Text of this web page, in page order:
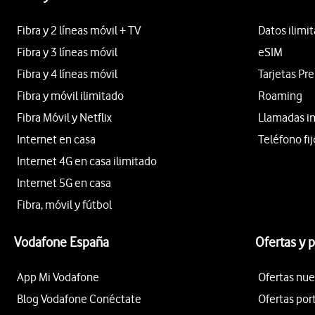
Fibra y 2 líneas móvil + TV
Fibra y 3 líneas móvil
Fibra y 4 líneas móvil
Fibra y móvil ilimitado
Fibra Móvil y Netflix
Internet en casa
Internet 4G en casa ilimitado
Internet 5G en casa
Fibra, móvil y fútbol
Datos
eSIM
Tarjetas
Roaming
Llamadas
Teléfono
Vodafone España
App Mi Vodafone
Blog Vodafone Conéctate
Ofertas y
Ofertas
Ofertas